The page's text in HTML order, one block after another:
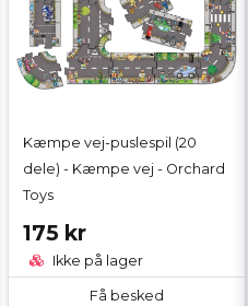
Kæmpe vej-puslespil (20
dele) - Kæmpe vej - Orchard
Toys
175 kr
Ikke på lager
Få besked